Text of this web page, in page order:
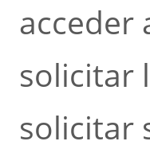
acceder
solicitar
solicitar